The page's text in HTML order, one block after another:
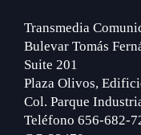
Transmedia
Bulevar Tomás
Suite 201
Plaza Olivos,
Col. Parque
Teléfono 656-682-